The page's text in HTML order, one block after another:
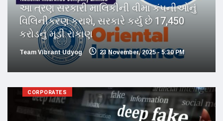
આ ત્રણ સરકારી માલિકીની વીમા કંપનીઓનું
વિલિનીકરણ કરાશે, સરકારે કર્યું છે 17,450
કરોડનું મૂડી રોકાણ
Team Vibrant Udyog 23 November, 2025 - 5:30 PM
CORPORATES